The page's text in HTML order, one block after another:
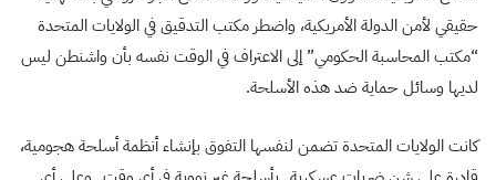
حقيقي لأمن الدولة الأمريكية، واضطر مكتب التدقيق في الولايات المتحدة
“مكتب المحاسبة الحكومي” إلى الاعتراف في الوقت نفسه بأن واشنطن ليس
لديها وسائل حماية ضد هذه الأسلحة.
كانت الولايات المتحدة تضمن لنفسها التفوق بإنشاء أنظمة أسلحة هجومية،